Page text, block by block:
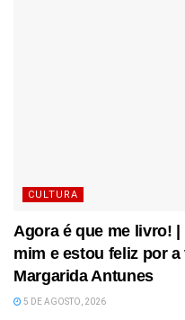
CULTURA
Agora é que me livro!
mim e estou feliz por
Margarida Antunes
5 DE AGOSTO, 2026